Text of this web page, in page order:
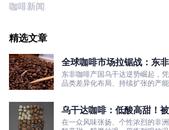
咖啡新闻
精选文章
全球咖啡市场拉锯战：东
与发展真相
东非咖啡产国乌干达逆势崛起，
品类差异化布局、持续扩张的产
乌干达咖啡：低酸高甜！
粮豆
在一众风味张扬、个性浓烈的非